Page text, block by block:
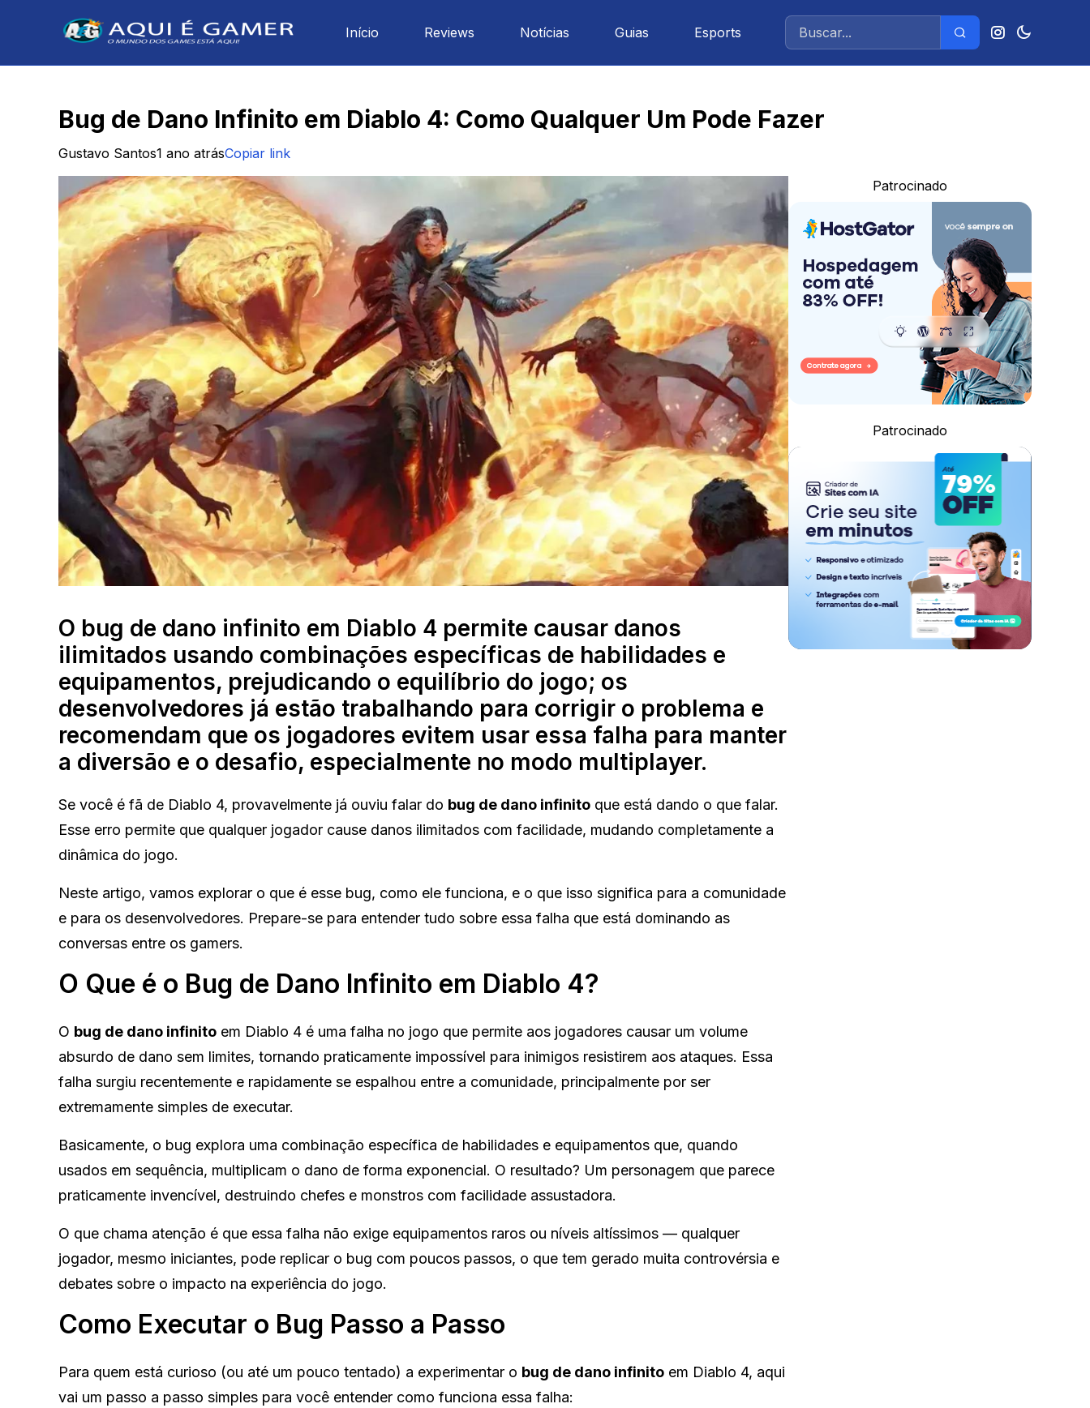
Início Reviews Notícias Guias Esports
Bug de Dano Infinito em Diablo 4: Como Qualquer Um Pode Fazer
Gustavo Santos1 ano atrásCopiar link
O bug de dano infinito em Diablo 4 permite causar danos
ilimitados usando combinações específicas de habilidades e
equipamentos, prejudicando o equilíbrio do jogo; os
desenvolvedores já estão trabalhando para corrigir o problema e
recomendam que os jogadores evitem usar essa falha para manter
a diversão e o desafio, especialmente no modo multiplayer.
Se você é fã de Diablo 4, provavelmente já ouviu falar do bug de dano infinito que está dando o que falar.
Esse erro permite que qualquer jogador cause danos ilimitados com facilidade, mudando completamente a
dinâmica do jogo.
Neste artigo, vamos explorar o que é esse bug, como ele funciona, e o que isso significa para a comunidade
e para os desenvolvedores. Prepare-se para entender tudo sobre essa falha que está dominando as
conversas entre os gamers.
O Que é o Bug de Dano Infinito em Diablo 4?
O bug de dano infinito em Diablo 4 é uma falha no jogo que permite aos jogadores causar um volume
absurdo de dano sem limites, tornando praticamente impossível para inimigos resistirem aos ataques. Essa
falha surgiu recentemente e rapidamente se espalhou entre a comunidade, principalmente por ser
extremamente simples de executar.
Basicamente, o bug explora uma combinação específica de habilidades e equipamentos que, quando
usados em sequência, multiplicam o dano de forma exponencial. O resultado? Um personagem que parece
praticamente invencível, destruindo chefes e monstros com facilidade assustadora.
O que chama atenção é que essa falha não exige equipamentos raros ou níveis altíssimos — qualquer
jogador, mesmo iniciantes, pode replicar o bug com poucos passos, o que tem gerado muita controvérsia e
debates sobre o impacto na experiência do jogo.
Como Executar o Bug Passo a Passo
Para quem está curioso (ou até um pouco tentado) a experimentar o bug de dano infinito em Diablo 4, aqui
vai um passo a passo simples para você entender como funciona essa falha:
Patrocinado
Patrocinado